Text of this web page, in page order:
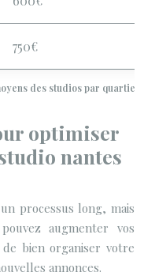
des studios par quartier
750€
optimiser
nantes
processus long, mais
augmenter vos
bien organiser votre
annonces.